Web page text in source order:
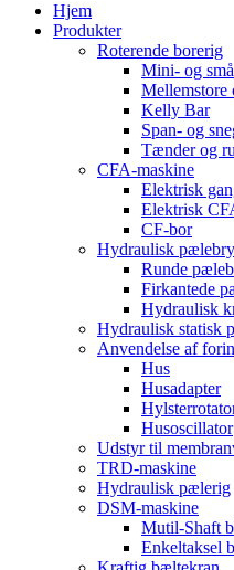
Hjem
Produkter
Roterende borerig
Mini- og
Mellemstore
Kelly Bar
Span- og
Tænder og
CFA-maskine
Elektrisk
Elektrisk
CF-bor
Hydraulisk
Runde
Firkantede
Hydraulisk
Hydraulisk statisk
Anvendelse af
Hus
Husadapter
Husoscillator
Udstyr til
TRD-maskine
Hydraulisk pælerig
DSM-maskine
Mutil-Shaft
Enkeltaksel